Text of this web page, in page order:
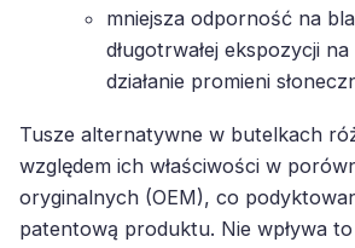
mniejsza odporność na
długotrwałej ekspozycji
działanie promieni
Tusze alternatywne w butelkach
względem ich właściwości w
oryginalnych (OEM), co
patentową produktu. Nie wpływa